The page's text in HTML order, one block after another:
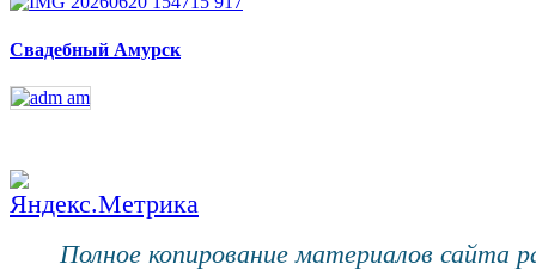
Свадебный Амурск
Полное копирование материалов сайта